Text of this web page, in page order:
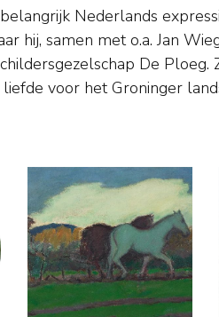
Nederlands
hij, samen met o.a. Jan
De Ploeg.
voor het Groninger
hij expressieve schetsen
van de Duitse expressionist